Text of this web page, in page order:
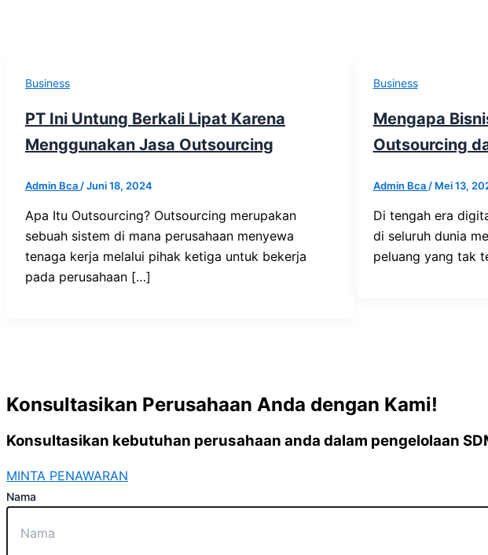
Business
PT Ini Untung Berkali Lipat Karena
Menggunakan Jasa Outsourcing
Admin Bca /Juni 18, 2024
Apa Itu Outsourcing? Outsourcing merupakan
sebuah sistem di mana perusahaan menyewa
tenaga kerja melalui pihak ketiga untuk bekerja
pada perusahaan […]
Business
Mengapa
Outsourcing
Admin Bca / Mei 13,
Di tengah era
di seluruh dunia
peluang yang tak
Konsultasikan Perusahaan Anda dengan Kami!
Konsultasikan kebutuhan perusahaan anda dalam pengelolaan
MINTA PENAWARAN
Nama